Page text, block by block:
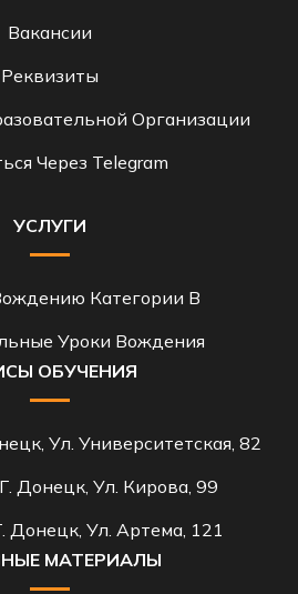
Вакансии
Реквизиты
Организации
Через Telegram
УСЛУГИ
Категории B
Уроки Вождения
ОБУЧЕНИЯ
Ул. Университетская, 82
Донецк, Ул. Кирова, 99
Донецк, Ул. Артема, 121
МАТЕРИАЛЫ